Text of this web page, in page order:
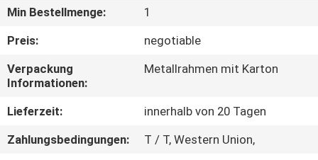
QUALITÄTSKONTROLLE
TRETEN
SIE
MIT
UNS
Min Bestellmenge:
1
Preis:
negotiable
Verpackung
Informationen:
Metallrahmen mit Karton
Lieferzeit:
innerhalb von 20 Tagen
Zahlungsbedingungen:
T / T, Western Union,